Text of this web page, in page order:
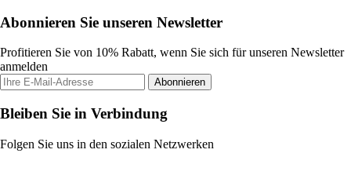
Abonnieren Sie unseren Newsletter
Profitieren Sie von 10% Rabatt, wenn Sie sich für unseren Newsletter
anmelden
Abonnieren
Bleiben Sie in Verbindung
Folgen Sie uns in den sozialen Netzwerken